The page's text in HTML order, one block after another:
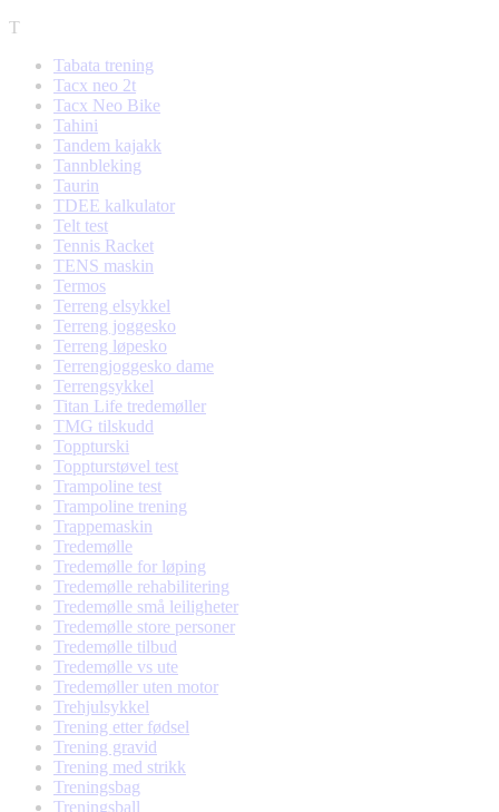
T
Tabata trening
Tacx neo 2t
Tacx Neo Bike
Tahini
Tandem kajakk
Tannbleking
Taurin
TDEE kalkulator
Telt test
Tennis Racket
TENS maskin
Termos
Terreng elsykkel
Terreng joggesko
Terreng løpesko
Terrengjoggesko dame
Terrengsykkel
Titan Life tredemøller
TMG tilskudd
Toppturski
Toppturstøvel test
Trampoline test
Trampoline trening
Trappemaskin
Tredemølle
Tredemølle for løping
Tredemølle rehabilitering
Tredemølle små leiligheter
Tredemølle store personer
Tredemølle tilbud
Tredemølle vs ute
Tredemøller uten motor
Trehjulsykkel
Trening etter fødsel
Trening gravid
Trening med strikk
Treningsbag
Treningsball